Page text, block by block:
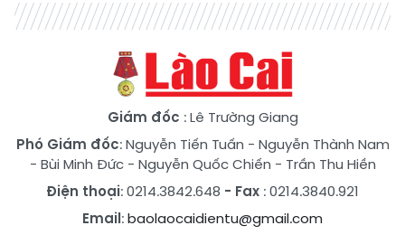
Giám đốc : Lê Trường Giang
Phó Giám đốc:Nguyễn Tiến Tuấn - Nguyễn Thành Nam
- Bùi Minh Đức- Nguyễn Quốc Chiến - Trần Thu Hiền
Điện thoại: 0214.3842.648 - Fax : 0214.3840.921
Email:baolaocaidientu@gmail.com